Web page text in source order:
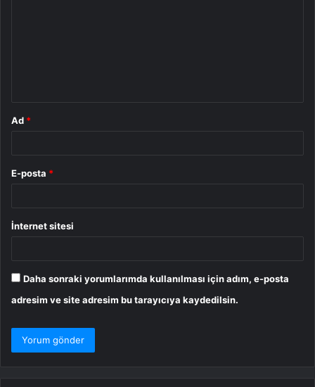
Ad *
E-posta *
İnternet sitesi
Daha sonraki yorumlarımda kullanılması için adım, e-posta
adresim ve site adresim bu tarayıcıya kaydedilsin.